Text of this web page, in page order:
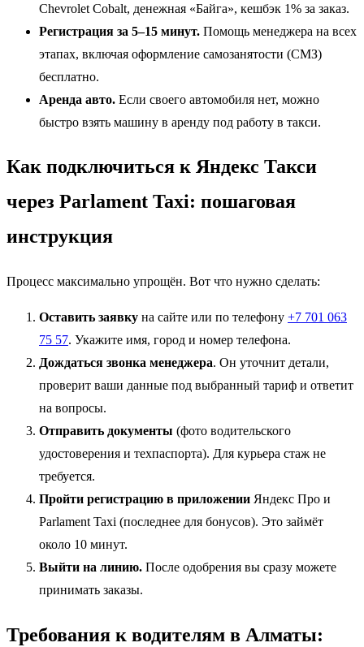
Chevrolet Cobalt, денежная «Байга», кешбэк 1% за заказ.
Регистрация за 5–15 минут. Помощь менеджера на всех
этапах, включая оформление самозанятости (СМЗ)
бесплатно.
Аренда авто. Если своего автомобиля нет, можно
быстро взять машину в аренду под работу в такси.
Как подключиться к Яндекс Такси
через Parlament Taxi: пошаговая
инструкция
Процесс максимально упрощён. Вот что нужно сделать:
Оставить заявку на сайте или по телефону +7 701 063
75 57. Укажите имя, город и номер телефона.
Дождаться звонка менеджера. Он уточнит детали,
проверит ваши данные под выбранный тариф и ответит
на вопросы.
Отправить документы (фото водительского
удостоверения и техпаспорта). Для курьера стаж не
требуется.
Пройти регистрацию в приложении Яндекс Про и
Parlament Taxi (последнее для бонусов). Это займёт
около 10 минут.
Выйти на линию. После одобрения вы сразу можете
принимать заказы.
Требования к водителям в Алматы: